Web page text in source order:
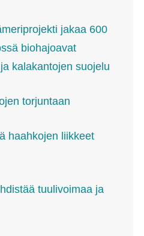
jakaa 600
biohajoavat
kalakantojen suojelu
torjuntaan
haahkojen liikkeet
tuulivoimaa ja